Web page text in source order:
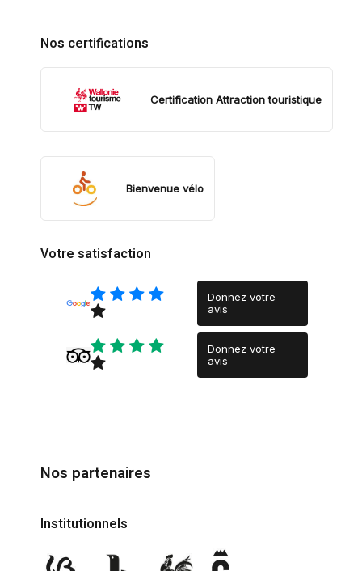
Nos certifications
Certification Attraction touristique
Bienvenue vélo
Votre satisfaction
Donnez votre
avis
Donnez votre
avis
Nos partenaires
Institutionnels